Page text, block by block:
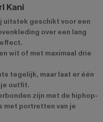
Kani
uitstek geschikt voor een
over een lang
wit of met maximaal drie
tegelijk, maar laat er één
outfit.
zijn met de hiphop-
met portretten van je